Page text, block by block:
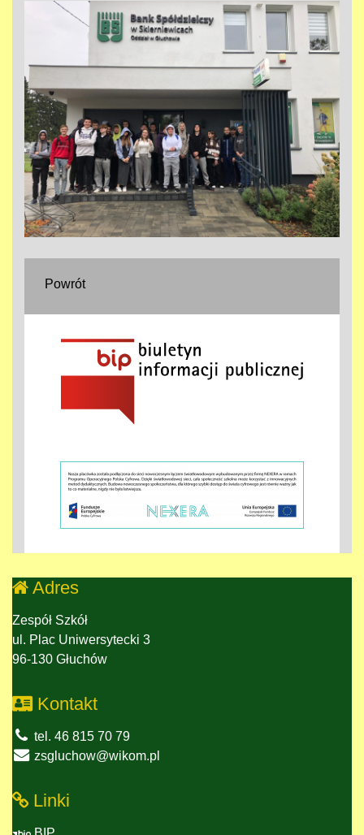
Powrót
Adres
Zespół Szkół
ul. Plac Uniwersytecki 3
96-130 Głuchów
Kontakt
tel. 46 815 70 79
zsgluchow@wikom.pl
Linki